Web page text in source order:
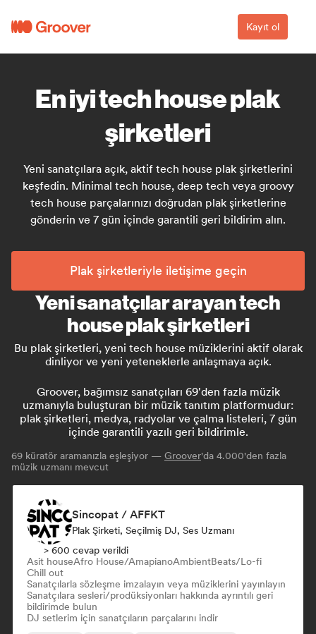
Kayıt ol
En iyi tech house plak
şirketleri
Yeni sanatçılara açık, aktif tech house plak şirketlerini
keşfedin. Minimal tech house, deep tech veya groovy
tech house parçalarınızı doğrudan plak şirketlerine
gönderin ve 7 gün içinde garantili geri bildirim alın.
Plak şirketleriyle iletişime geçin
Yeni sanatçılar arayan tech
house plak şirketleri
Bu plak şirketleri, yeni tech house müziklerini aktif olarak
dinliyor ve yeni yeteneklerle anlaşmaya açık.
Groover, bağımsız sanatçıları 69'den fazla müzik
uzmanıyla buluşturan bir müzik tanıtım platformudur:
plak şirketleri, medya, radyolar ve çalma listeleri, 7 gün
içinde garantili yazılı geri bildirimle.
69 küratör aramanızla eşleşiyor — Groover'da 4.000'den fazla
müzik uzmanı mevcut
Sincopat / AFFKT
Plak Şirketi, Seçilmiş DJ, Ses Uzmanı
> 600 cevap verildi
Asit houseAfro House/AmapianoAmbientBeats/Lo-fi
Chill out
Sanatçılarla sözleşme imzalayın veya müziklerini yayınlayın
Sanatçılara sesleri/prodüksiyonları hakkında ayrıntılı geri
bildirimde bulun
DJ setlerim için sanatçıların parçalarını indir